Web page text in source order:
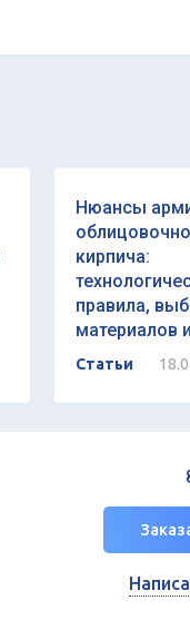
Нюансы
кирпича:
правила,
материалов
Статьи